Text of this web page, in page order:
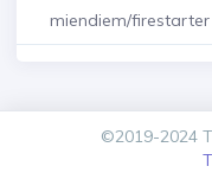
miendiem/firestarter
©2019-2024